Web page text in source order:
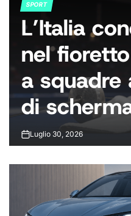
POSTED
IN
SPORT
L’Italia
nel
a squadre
di
onLuglio 30, 2026